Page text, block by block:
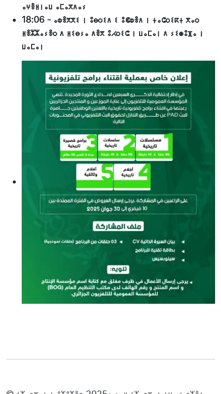
ⴰⵖⴻⵍⵏⴰⵡ ⴰⵎⴰⴳⴷⴰⵢ
18:06 - ⴰⵀⴻⴳⴳⵉ ⵏ ⵓⴱⵔⵉⴷ ⵉ ⵓⵞⵀⴻⴷ ⵏ ⵜⴰⵛⵔⵉⴽⵜ ⴳⴰⵔ
ⵍⴻⵣⵣⴰⵢⴻⵔ ⴷ ⵍⵉⴱⵢⴰ ⴷⴻⴳ ⵓⵃⵔⵉⵛ ⵏ ⵡⴰⵎⴰⵏ ⴷ ⵢⵉⵙⵓⴼⴰ ⵏ
ⵡⴰⵎⴰⵏ